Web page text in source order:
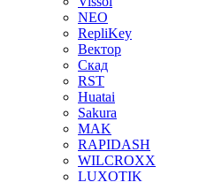
NEO
RepliKey
Вектор
Скад
RST
Huatai
Sakura
MAK
RAPIDASH
WILCROXX
LUXOTIK